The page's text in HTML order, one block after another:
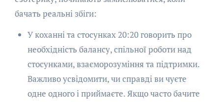
бачать реальні збіги:
У коханні та стосунках 20:20 говорить про
необхідність балансу, спільної роботи над
стосунками, взаєморозуміння та підтримки.
Важливо усвідомити, чи справді ви чуєте
одне одного і приймаєте. Якщо часто бачите